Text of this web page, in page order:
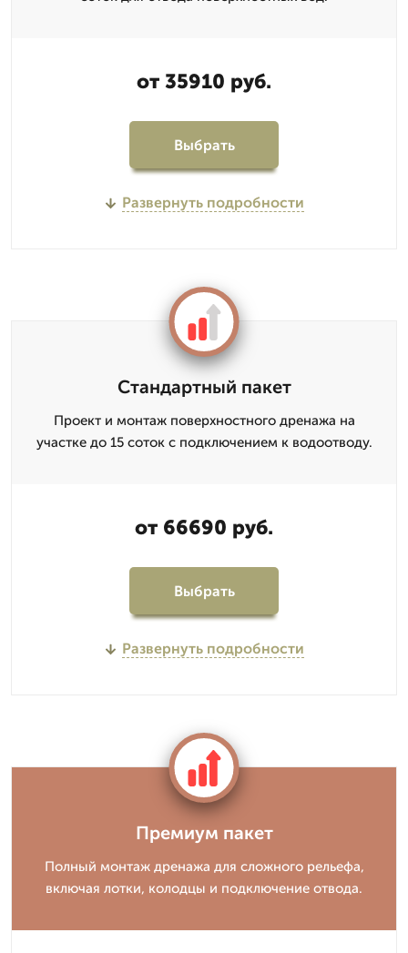
от 35910 руб.
Выбрать
Развернуть подробности
Стандартный пакет
Проект и монтаж поверхностного дренажа на
участке до 15 соток с подключением к водоотводу.
от 66690 руб.
Выбрать
Развернуть подробности
Премиум пакет
Полный монтаж дренажа для сложного рельефа,
включая лотки, колодцы и подключение отвода.